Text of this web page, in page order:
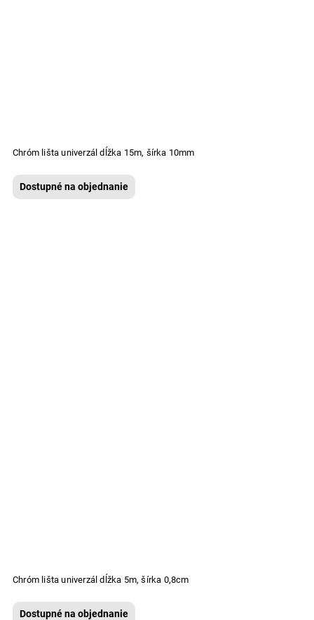
Chróm lišta univerzál dĺžka 15m, šírka 10mm
Dostupné na objednanie
Chróm lišta univerzál dĺžka 5m, šírka 0,8cm
Dostupné na objednanie